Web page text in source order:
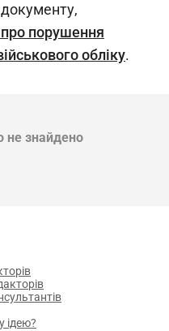
документу,
порушення
обліку.
не знайдено
ідею?